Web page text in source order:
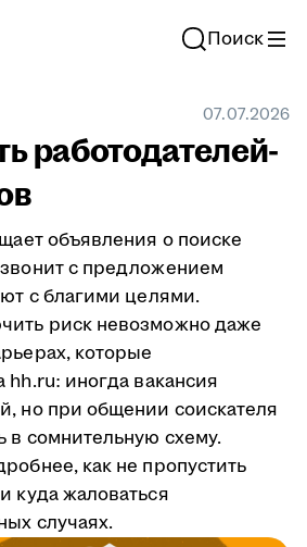
Поиск
07.07.2026
работодателей-
объявления о поиске
с предложением
с благими целями.
риск невозможно даже
которые
иногда вакансия
но при общении соискателя
в сомнительную схему.
как не пропустить
куда жаловаться
случаях.